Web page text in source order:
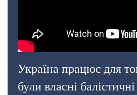
Україна працює для
були власні